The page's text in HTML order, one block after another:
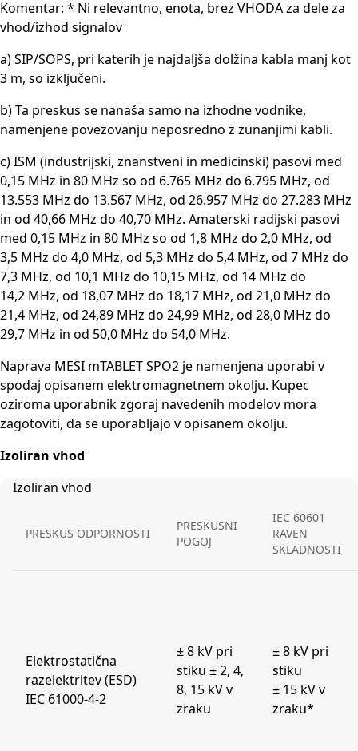
Komentar: * Ni relevantno, enota, brez VHODA za dele za
vhod/izhod signalov
a) SIP/SOPS, pri katerih je najdaljša dolžina kabla manj kot
3 m, so izključeni.
b) Ta preskus se nanaša samo na izhodne vodnike,
namenjene povezovanju neposredno z zunanjimi kabli.
c) ISM (industrijski, znanstveni in medicinski) pasovi med
0,15 MHz in 80 MHz so od 6.765 MHz do 6.795 MHz, od
13.553 MHz do 13.567 MHz, od 26.957 MHz do 27.283 MHz
in od 40,66 MHz do 40,70 MHz. Amaterski radijski pasovi
med 0,15 MHz in 80 MHz so od 1,8 MHz do 2,0 MHz, od
3,5 MHz do 4,0 MHz, od 5,3 MHz do 5,4 MHz, od 7 MHz do
7,3 MHz, od 10,1 MHz do 10,15 MHz, od 14 MHz do
14,2 MHz, od 18,07 MHz do 18,17 MHz, od 21,0 MHz do
21,4 MHz, od 24,89 MHz do 24,99 MHz, od 28,0 MHz do
29,7 MHz in od 50,0 MHz do 54,0 MHz.
Naprava MESI mTABLET SPO2 je namenjena uporabi v
spodaj opisanem elektromagnetnem okolju. Kupec
oziroma uporabnik zgoraj navedenih modelov mora
zagotoviti, da se uporabljajo v opisanem okolju.
Izoliran vhod
Izoliran vhod
PRESKUS ODPORNOSTI
PRESKUSNI
POGOJ
IEC 60601
RAVEN
SKLADNOSTI
Elektrostatična
razelektritev (ESD)
IEC 61000-4-2
± 8 kV pri
stiku ± 2, 4,
8, 15 kV v
zraku
± 8 kV pri
stiku
± 15 kV v
zraku*